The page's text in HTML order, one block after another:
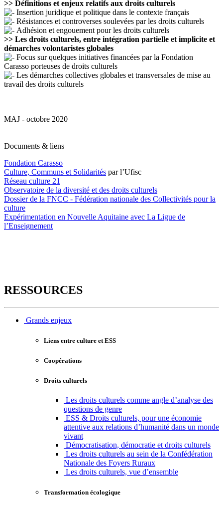
>> Définitions et enjeux relatifs aux droits culturels
Insertion juridique et politique dans le contexte français
Résistances et controverses soulevées par les droits culturels
Adhésion et engouement pour les droits culturels
>> Les droits culturels, entre intégration partielle et implicite et
démarches volontaristes globales
Focus sur quelques initiatives financées par la Fondation
Carasso porteuses de droits culturels
Les démarches collectives globales et transversales de mise au
travail des droits culturels
MAJ - octobre 2020
Documents & liens
Fondation Carasso
Culture, Communs et Solidarités par l’Ufisc
Réseau culture 21
Observatoire de la diversité et des droits culturels
Dossier de la FNCC - Fédération nationale des Collectivités pour la
culture
Expérimentation en Nouvelle Aquitaine avec La Ligue de
l’Enseignement
RESSOURCES
Grands enjeux
Liens entre culture et ESS
Coopérations
Droits culturels
Les droits culturels comme angle d’analyse des
questions de genre
ESS & Droits culturels, pour une économie
attentive aux relations d’humanité dans un monde
vivant
Démocratisation, démocratie et droits culturels
Les droits culturels au sein de la Confédération
Nationale des Foyers Ruraux
Les droits culturels, vue d’ensemble
Transformation écologique